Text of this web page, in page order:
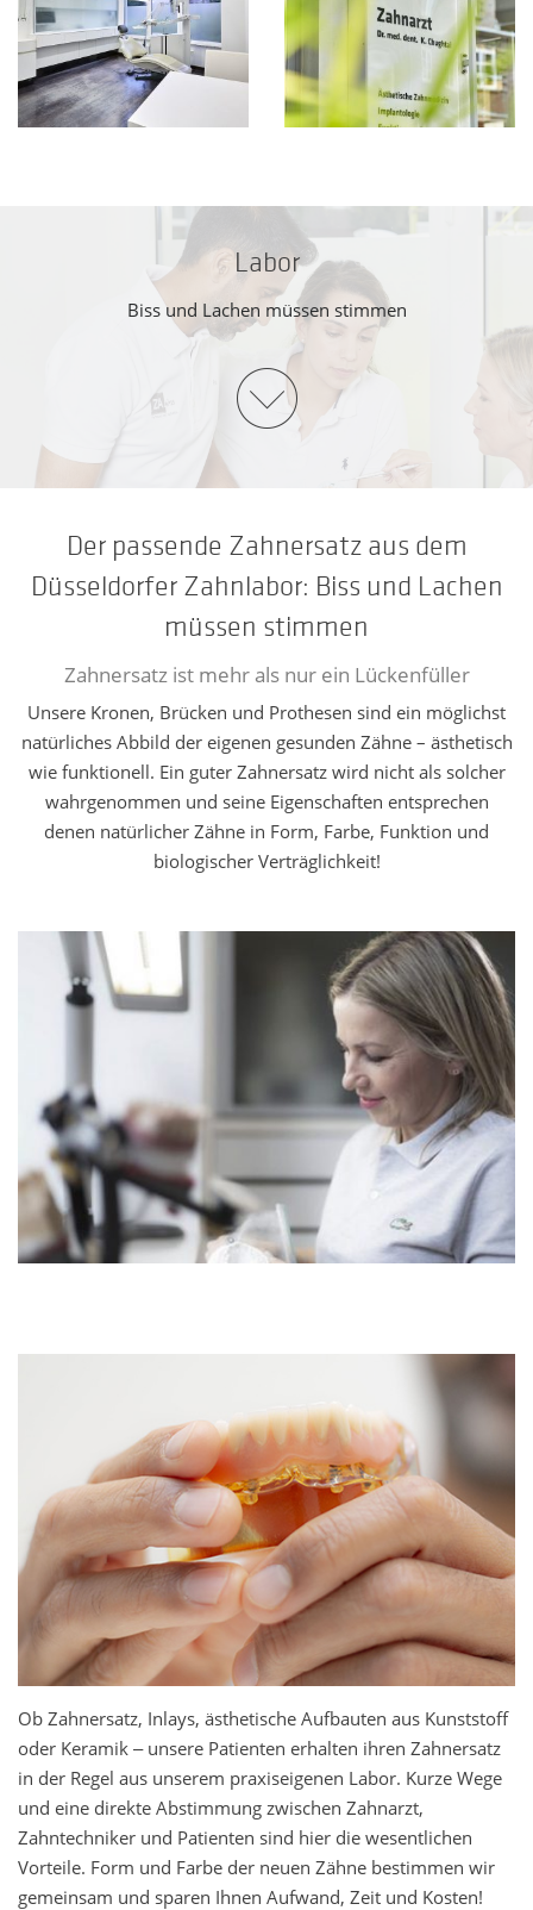
Labor
Biss und Lachen müssen stimmen
Der passende Zahnersatz aus dem
Düsseldorfer Zahnlabor: Biss und Lachen
müssen stimmen
Zahnersatz ist mehr als nur ein Lückenfüller
Unsere Kronen, Brücken und Prothesen sind ein möglichst
natürliches Abbild der eigenen gesunden Zähne – ästhetisch
wie funktionell. Ein guter Zahnersatz wird nicht als solcher
wahrgenommen und seine Eigenschaften entsprechen
denen natürlicher Zähne in Form, Farbe, Funktion und
biologischer Verträglichkeit!
Ob Zahnersatz, Inlays, ästhetische Aufbauten aus Kunststoff
oder Keramik ‒ unsere Patienten erhalten ihren Zahnersatz
in der Regel aus unserem praxiseigenen Labor. Kurze Wege
und eine direkte Abstimmung zwischen Zahnarzt,
Zahntechniker und Patienten sind hier die wesentlichen
Vorteile. Form und Farbe der neuen Zähne bestimmen wir
gemeinsam und sparen Ihnen Aufwand, Zeit und Kosten!